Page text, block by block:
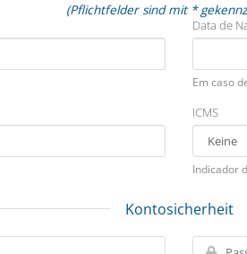
(Pflichtfelder sind mit *
Data de
Em caso
ICMS
Indicador
Kontosicherheit